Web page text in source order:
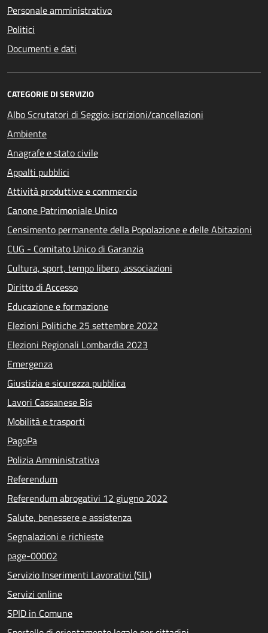
Personale amministrativo
Politici
Documenti e dati
CATEGORIE DI SERVIZIO
Albo Scrutatori di Seggio: iscrizioni/cancellazioni
Ambiente
Anagrafe e stato civile
Appalti pubblici
Attività produttive e commercio
Canone Patrimoniale Unico
Censimento permanente della Popolazione e delle Abitazioni
CUG - Comitato Unico di Garanzia
Cultura, sport, tempo libero, associazioni
Diritto di Accesso
Educazione e formazione
Elezioni Politiche 25 settembre 2022
Elezioni Regionali Lombardia 2023
Emergenza
Giustizia e sicurezza pubblica
Lavori Cassanese Bis
Mobilità e trasporti
PagoPa
Polizia Amministrativa
Referendum
Referendum abrogativi 12 giugno 2022
Salute, benessere e assistenza
Segnalazioni e richieste
page-00002
Servizio Inserimenti Lavorativi (SIL)
Servizi online
SPID in Comune